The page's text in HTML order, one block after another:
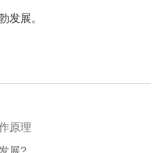
发展。
原理